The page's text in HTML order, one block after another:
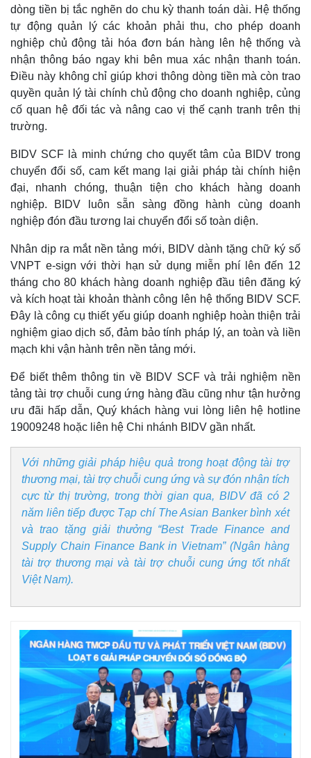
Kinh tế
Bất động sản
Khởi nghiệp
Thị trường
Giá vàng
Tiêu dùng
Tỷ giá
Chứng khoán
Giá cà phê
dòng tiền bị tắc nghẽn do chu kỳ thanh toán dài. Hệ thống
tự động quản lý các khoản phải thu, cho phép doanh
nghiệp chủ động tải hóa đơn bán hàng lên hệ thống và
nhận thông báo ngay khi bên mua xác nhận thanh toán.
Điều này không chỉ giúp khơi thông dòng tiền mà còn trao
quyền quản lý tài chính chủ động cho doanh nghiệp, củng
cố quan hệ đối tác và nâng cao vị thế cạnh tranh trên thị
trường.
BIDV SCF là minh chứng cho quyết tâm của BIDV trong
chuyển đổi số, cam kết mang lại giải pháp tài chính hiện
đại, nhanh chóng, thuận tiện cho khách hàng doanh
nghiệp. BIDV luôn sẵn sàng đồng hành cùng doanh
nghiệp đón đầu tương lai chuyển đổi số toàn diện.
Nhân dịp ra mắt nền tảng mới, BIDV dành tặng chữ ký số
VNPT e-sign với thời hạn sử dụng miễn phí lên đến 12
tháng cho 80 khách hàng doanh nghiệp đầu tiên đăng ký
và kích hoạt tài khoản thành công lên hệ thống BIDV SCF.
Đây là công cụ thiết yếu giúp doanh nghiệp hoàn thiện trải
nghiệm giao dịch số, đảm bảo tính pháp lý, an toàn và liền
mạch khi vận hành trên nền tảng mới.
Để biết thêm thông tin về BIDV SCF và trải nghiệm nền
tảng tài trợ chuỗi cung ứng hàng đầu cũng như tận hưởng
ưu đãi hấp dẫn, Quý khách hàng vui lòng liên hệ hotline
19009248 hoặc liên hệ Chi nhánh BIDV gần nhất.
Với những giải pháp hiệu quả trong hoạt động tài trợ
thương mại, tài trợ chuỗi cung ứng và sự đón nhận tích
cực từ thị trường, trong thời gian qua, BIDV đã có 2
năm liên tiếp được Tạp chí The Asian Banker bình xét
và trao tặng giải thưởng “Best Trade Finance and
Supply Chain Finance Bank in Vietnam” (Ngân hàng
tài trợ thương mại và tài trợ chuỗi cung ứng tốt nhất
Việt Nam).